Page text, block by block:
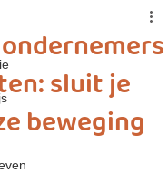
sluit je
beweging